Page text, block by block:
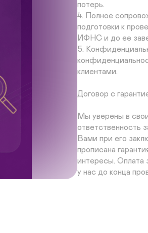
потерь.
4. Полное
подготовки к
ИФНС и до ее
5.
клиентами.
Договор с
Мы уверены в
ответственность
Вами при его
прописана
интересы. Оплата
у нас до конца